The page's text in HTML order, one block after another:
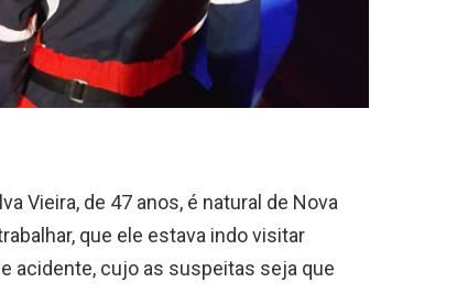
Vieira, de 47 anos, é natural de Nova
que ele estava indo visitar
acidente, cujo as suspeitas seja que